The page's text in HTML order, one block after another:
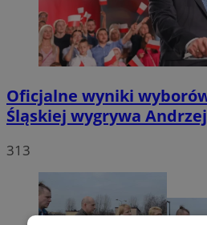
Oficjalne wyniki
Śląskiej wygrywa
313